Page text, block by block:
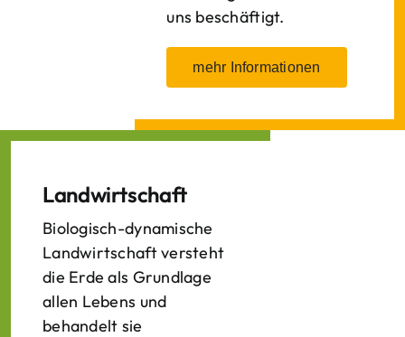
uns beschäftigt.
mehr Informationen
Landwirtschaft
Biologisch-dynamische
Landwirtschaft versteht
die Erde als Grundlage
allen Lebens und
behandelt sie